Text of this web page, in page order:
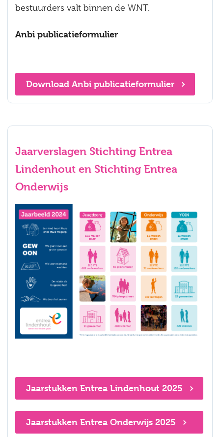
bestuurders valt binnen de WNT.
Anbi publicatieformulier
Download Anbi publicatieformulier
Jaarverslagen Stichting Entrea
Lindenhout en Stichting Entrea
Onderwijs
Jaarstukken Entrea Lindenhout 2025
Jaarstukken Entrea Onderwijs 2025